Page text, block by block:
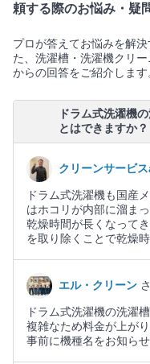
頼する際のお悩み・疑
プロが答えてお悩みを解
た、洗濯槽・洗濯機クリ
からの回答をご紹介します
ドラム式洗濯機
とはできますか？
クリーンサービ
ドラム式洗濯機も国産
はホコリが内部に溜ま
乾燥時間が長くなって
を取り除くことで乾燥
エル・クリーン
ドラム式洗濯機の洗濯
複雑なため料金が上が
事前に機種名をお知ら